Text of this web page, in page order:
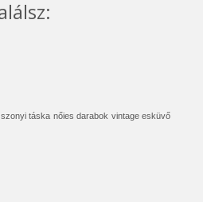
táska nőies darabok vintage esküvő